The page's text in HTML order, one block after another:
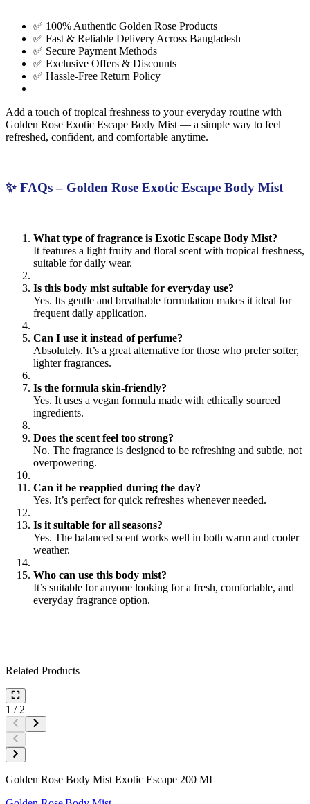
✅ 100% Authentic Golden Rose Products
✅ Fast & Reliable Delivery Across Bangladesh
✅ Secure Payment Methods
✅ Exclusive Offers & Discounts
✅ Hassle-Free Return Policy
Add a touch of tropical freshness to your everyday routine with
Golden Rose Exotic Escape Body Mist — a simple way to feel
refreshed, confident, and comfortable anytime.
✨ FAQs – Golden Rose Exotic Escape Body Mist
What type of fragrance is Exotic Escape Body Mist?
It features a light fruity and floral scent with tropical freshness,
suitable for daily wear.
Is this body mist suitable for everyday use?
Yes. Its gentle and breathable formulation makes it ideal for
frequent daily application.
Can I use it instead of perfume?
Absolutely. It’s a great alternative for those who prefer softer,
lighter fragrances.
Is the formula skin-friendly?
Yes. It uses a vegan formula made with ethically sourced
ingredients.
Does the scent feel too strong?
No. The fragrance is designed to be refreshing and subtle, not
overpowering.
Can it be reapplied during the day?
Yes. It’s perfect for quick refreshes whenever needed.
Is it suitable for all seasons?
Yes. The balanced scent works well in both warm and cooler
weather.
Who can use this body mist?
It’s suitable for anyone looking for a fresh, comfortable, and
everyday fragrance option.
Related Products
1 / 2
Golden Rose Body Mist Exotic Escape 200 ML